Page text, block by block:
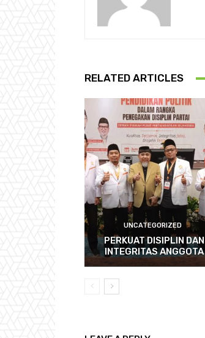
RELATED ARTICLES
UNCATEGORIZED
PERKUAT DISIPLIN DAN
INTEGRITAS ANGGOTA